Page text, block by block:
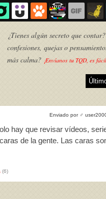
¿Tienes algún secreto que
confesiones, quejas o
más calma? ¡Envíanos tu TQD, es
Enviado por ♂
hay que revisar vídeos,
de la gente. Las caras
(6)